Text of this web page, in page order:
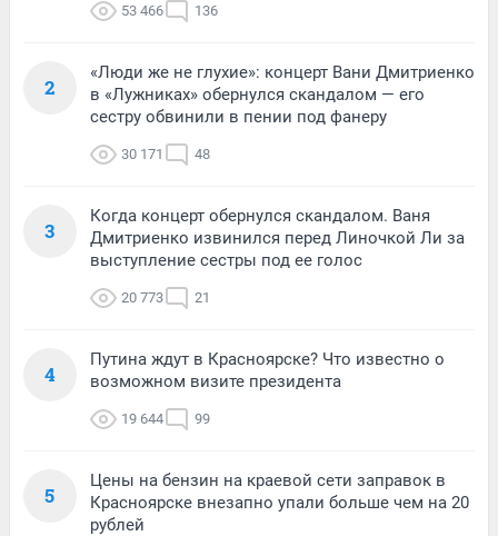
53 466 136
2
«Люди же не глухие»: концерт Вани Дмитриенко
в «Лужниках» обернулся скандалом — его
сестру обвинили в пении под фанеру
30 171 48
3
Когда концерт обернулся скандалом. Ваня
Дмитриенко извинился перед Линочкой Ли за
выступление сестры под ее голос
20 773 21
4
Путина ждут в Красноярске? Что известно о
возможном визите президента
19 644 99
5
Цены на бензин на краевой сети заправок в
Красноярске внезапно упали больше чем на 20
рублей